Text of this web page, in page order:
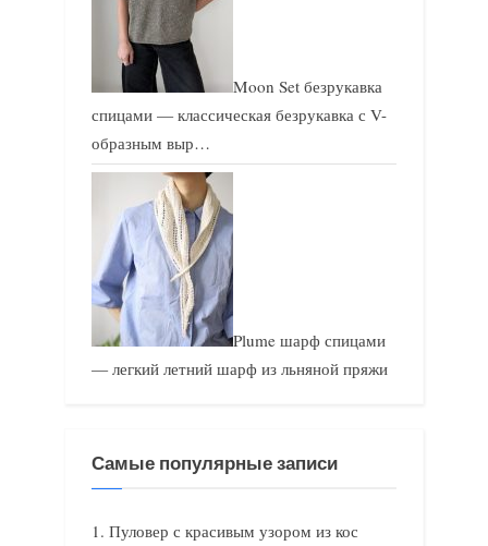
Moon Set безрукавка
спицами — классическая безрукавка с V-
образным выр…
Plume шарф спицами
— легкий летний шарф из льняной пряжи
Самые популярные записи
Пуловер с красивым узором из кос